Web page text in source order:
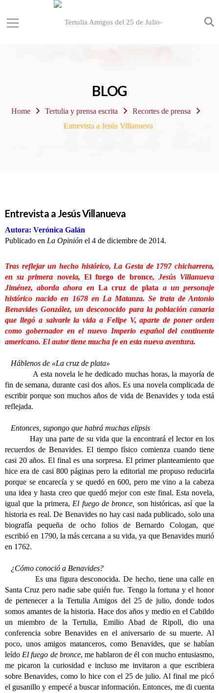
BLOG
Home Tertulia y prensa escrita
Recortes de prensa
Entrevista a Jesús Villanueva
Entrevista a Jesús Villanueva
Autora: Verónica Galán
Publicado en La Opinión el 4 de diciembre de 2014.
Tras reflejar un hecho histórico, La Gesta de 1797 chicharrera,
en su primera novela, El fuego de bronce, Jesús Villanueva
Jiménez, aborda ahora en La cruz de plata a un personaje
histórico nacido en 1678 en La Matanza. Se trata de Antonio
Benavides González, un desconocido para la población canaria
que llegó a salvarle la vida a Felipe V, aparte de poner orden
como gobernador en el nuevo Imperio español del continente
americano. El autor tiene mucha fe en esta nueva aventura.
Háblenos de «La cruz de plata»
A esta novela le he dedicado muchas horas, la mayoría de
fin de semana, durante casi dos años. Es una novela complicada de
escribir porque son muchos años de vida de Benavides y toda está
reflejada.
Entonces, supongo que habrá muchas elipsis
Hay una parte de su vida que la encontrará el lector en los
recuerdos de Benavides. El tiempo físico comienza cuando tiene
casi 20 años. El final es una sorpresa. El primer planteamiento que
hice era de casi 800 páginas pero la editorial me propuso reducirla
porque se encarecía y se quedó en 600, pero me vino a la cabeza
una idea y hasta creo que quedó mejor con este final. Esta novela,
igual que la primera, El fuego de bronce, son históricas, así que la
historia es real. De Benavides no hay casi nada publicado, solo una
biografía pequeña de ocho folios de Bernardo Cologan, que
escribió en 1790, la más cercana a su vida, ya que Benavides murió
en 1762.
¿Cómo conoció a Benavides?
Es una figura desconocida. De hecho, tiene una calle en
Santa Cruz pero nadie sabe quién fue. Tengo la fortuna y el honor
de pertenecer a la Tertulia Amigos del 25 de julio, donde todos
somos amantes de la historia. Hace dos años y medio en el Cabildo
un miembro de la Tertulia, Emilio Abad de Ripoll, dio una
conferencia sobre Benavides en el aniversario de su muerte. Al
poco, unos amigos matanceros, como Benavides, que se habían
leído El fuego de bronce, me hablaron de él con mucho entusiasmo,
me picaron la curiosidad e incluso me invitaron a que escribiera
sobre Benavides, como lo hice con el 25 de julio. Al final me picó
el gusanillo y empecé a buscar información. Entonces, me di cuenta